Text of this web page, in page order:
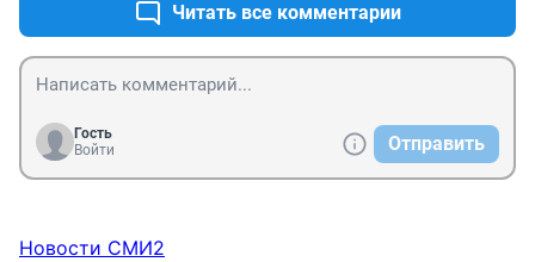
Читать все комментарии
Гость
Войти
Отправить
Новости СМИ2